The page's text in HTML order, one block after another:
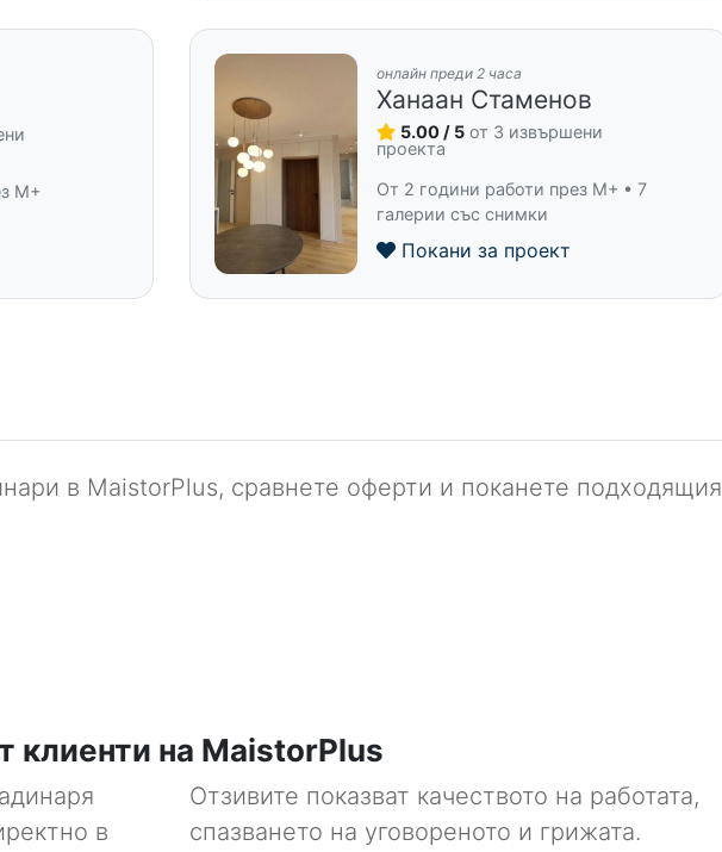
M+
онлайн преди 2 часа
Ханаан Стаменов
5.00 / 5 от 3 извършени
проекта
От 2 години работи през M+ • 7
галерии със снимки
Покани за проект
в MaistorPlus, сравнете оферти и поканете подходящия
клиенти на MaistorPlus
в
Отзивите показват качеството на работата,
спазването на уговореното и грижата.